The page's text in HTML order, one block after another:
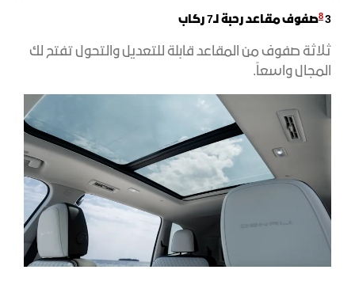
3
8صفوف مقاعد رحبة لـ7 ركاب
ثلاثة صفوف من المقاعد قابلة للتعديل والتحول تفتح لك
المجال واسعاً.​